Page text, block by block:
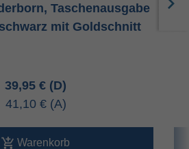
Taschenausgabe
mit Goldschnitt
39,95 €
41,10 €
Warenkorb